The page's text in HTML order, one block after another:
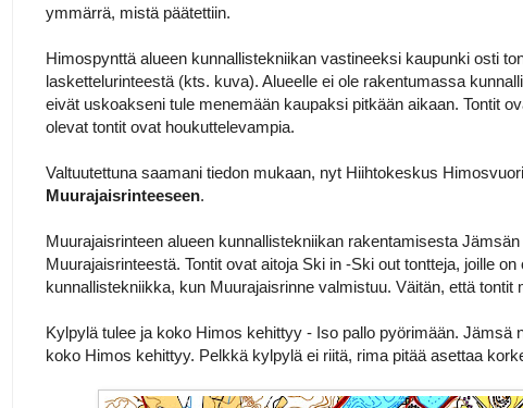
ymmärrä, mistä päätettiin.
Himospynttä alueen kunnallistekniikan vastineeksi kaupunki osti
laskettelurinteestä (kts. kuva). Alueelle ei ole rakentumassa
eivät uskoakseni tule menemään kaupaksi pitkään aikaan. Tontit
olevat tontit ovat houkuttelevampia.
Valtuutettuna saamani tiedon mukaan, nyt Hiihtokeskus
Muurajaisrinteeseen.
Muurajaisrinteen alueen kunnallistekniikan rakentamisesta
Muurajaisrinteestä. Tontit ovat aitoja Ski in -Ski out tontteja, joille
kunnallistekniikka, kun Muurajaisrinne valmistuu. Väitän, että tontit
Kylpylä tulee ja koko Himos kehittyy - Iso pallo pyörimään. Jämsä
koko Himos kehittyy. Pelkkä kylpylä ei riitä, rima pitää asettaa